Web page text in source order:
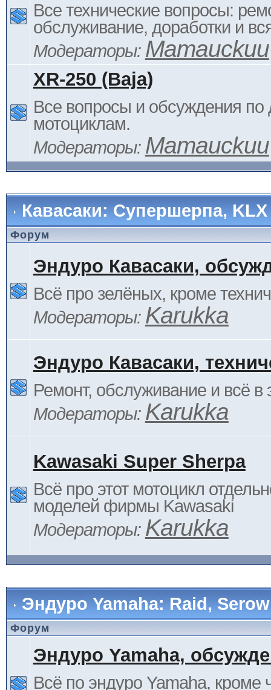
Все технические вопросы:
обслуживание, доработки и
Модераторы: Mamauckuu
XR-250 (Baja)
Все вопросы и обсуждения
мотоциклам.
Модераторы: Mamauckuu
Кавасаки: Супершерпа,
Форум
Эндуро Кавасаки,
Всё про зелёных, кроме
Модераторы: Karukka
Эндуро Кавасаки,
Ремонт, обслуживание и всё в
Модераторы: Karukka
Kawasaki Super Sherpa
Всё про этот мотоцикл
моделей фирмы Kawasaki
Модераторы: Karukka
Эндуро Yamaha: Raid,
Форум
Эндуро Yamaha,
Всё по эндуро Yamaha, кроме